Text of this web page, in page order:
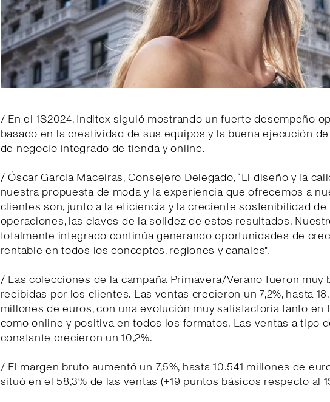
/ En el 1S2024, Inditex siguió mostrando un fuerte desempeño
basado en la creatividad de sus equipos y la buena ejecución
de negocio integrado de tienda y online.
/ Óscar García Maceiras, Consejero Delegado, “El diseño y la
nuestra propuesta de moda y la experiencia que ofrecemos a
clientes son, junto a la eficiencia y la creciente sostenibilidad de
operaciones, las claves de la solidez de estos resultados.
totalmente integrado continúa generando oportunidades de
rentable en todos los conceptos, regiones y canales".
/ Las colecciones de la campaña Primavera/Verano fueron muy
recibidas por los clientes. Las ventas crecieron un 7,2%, hasta
millones de euros, con una evolución muy satisfactoria tanto en
como online y positiva en todos los formatos. Las ventas a tipo
constante crecieron un 10,2%.
/ El margen bruto aumentó un 7,5%, hasta 10.541 millones de
situó en el 58,3% de las ventas (+19 puntos básicos respecto al